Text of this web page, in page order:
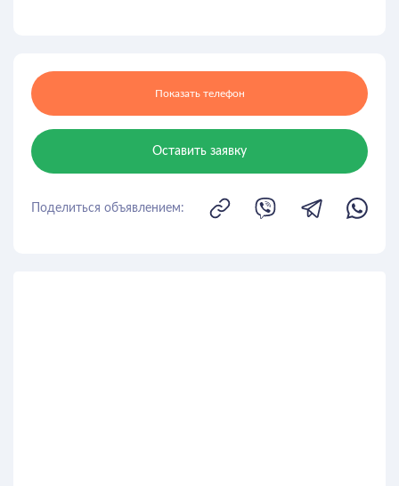
Показать телефон
Оставить заявку
Поделиться объявлением: